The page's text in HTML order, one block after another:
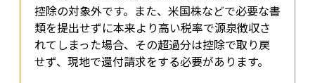
控除の対象外です。また、米国株などで必要な書
類を提出せずに本来より高い税率で源泉徴収さ
れてしまった場合、その超過分は控除で取り戻
せず、現地で還付請求をする必要があります。